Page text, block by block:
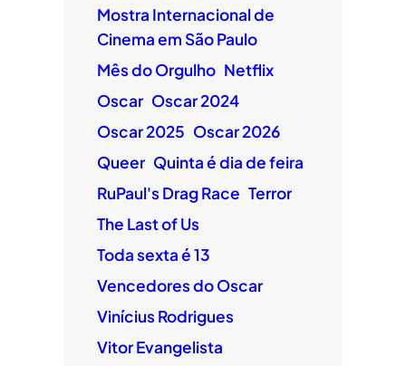
Mostra Internacional de
Cinema em São Paulo
Mês do Orgulho Netflix
Oscar Oscar 2024
Oscar 2025 Oscar 2026
Queer Quinta é dia de feira
RuPaul's Drag Race Terror
The Last of Us
Toda sexta é 13
Vencedores do Oscar
Vinícius Rodrigues
Vitor Evangelista